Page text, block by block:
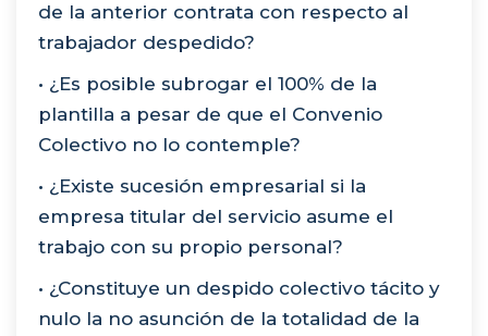
de la anterior contrata con respecto al
trabajador despedido?
• ¿Es posible subrogar el 100% de la
plantilla a pesar de que el Convenio
Colectivo no lo contemple?
• ¿Existe sucesión empresarial si la
empresa titular del servicio asume el
trabajo con su propio personal?
• ¿Constituye un despido colectivo tácito y
nulo la no asunción de la totalidad de la